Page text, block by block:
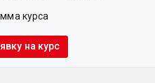
курса
на курс